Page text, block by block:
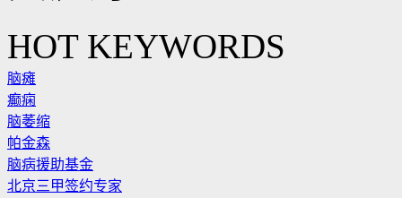
HOT KEYWORDS
脑瘫
癫痫
脑萎缩
帕金森
脑病援助基金
北京三甲签约专家